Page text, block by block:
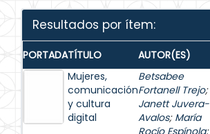
Resultados por ítem:
PORTADATÍTULO AUTOR(ES)
Mujeres,
comunicación
y cultura
digital
Betsabee
Fortanell Trejo;
Janett Juvera-
Avalos; María
Rocío Espínola;